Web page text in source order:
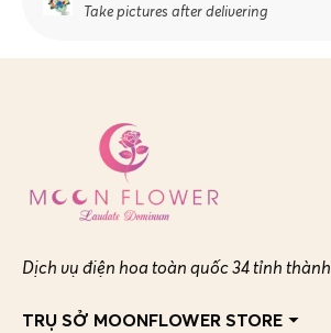
Take pictures after delivering
Dịch vụ điện hoa toàn quốc 34 tỉnh thành
TRỤ SỞ MOONFLOWER STORE